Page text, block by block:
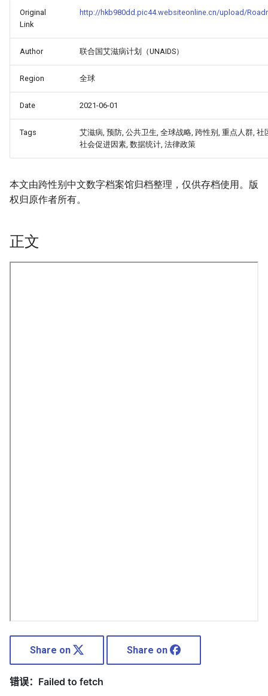
Original
Link
http://hkb980dd.pic44.websiteonline.cn/upload/
Author 联合国艾滋病计划（UNAIDS）
Region 全球
Date 2021-06-01
Tags
艾滋病, 预防, 公共卫生, 全球战略, 跨性别, 重点人群, 社
社会促进因素, 数据统计, 法律政策
本文由跨性别中文数字档案馆归档整理，仅供存档使用。版
权归原作者所有。
正文
Share on Share on